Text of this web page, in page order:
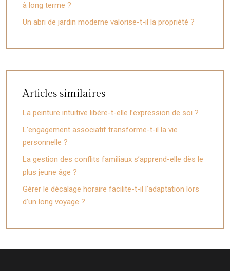
à long terme ?
Un abri de jardin moderne valorise-t-il la propriété ?
Articles similaires
La peinture intuitive libère-t-elle l’expression de soi ?
L’engagement associatif transforme-t-il la vie
personnelle ?
La gestion des conflits familiaux s’apprend-elle dès le
plus jeune âge ?
Gérer le décalage horaire facilite-t-il l’adaptation lors
d’un long voyage ?